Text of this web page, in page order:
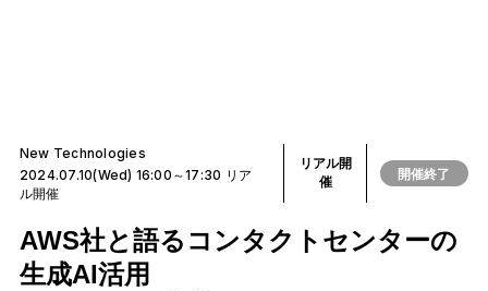
New Technologies
2024.07.10(Wed) 16:00～17:30 リア
ル開催
リアル開
催
開催終了
AWS社と語るコンタクトセンターの
生成AI活用